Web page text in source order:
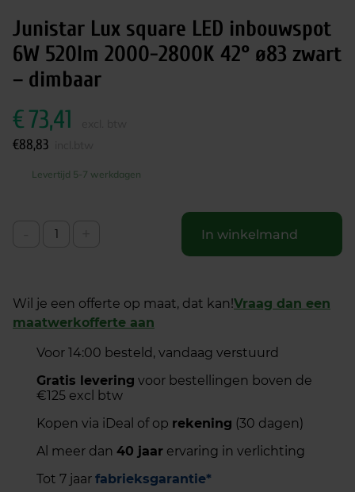
Junistar Lux square LED inbouwspot
6W 520lm 2000-2800K 42° ø83 zwart
– dimbaar
€73,41
€88,83
Levertijd 5-7 werkdagen
In winkelmand
Wil je een offerte op maat, dat kan!Vraag dan een
maatwerkofferte aan
Voor 14:00 besteld, vandaag verstuurd
Gratis levering voor bestellingen boven de
€125 excl btw
Kopen via iDeal of op rekening (30 dagen)
Al meer dan 40 jaar ervaring in verlichting
Tot 7 jaar fabrieksgarantie*